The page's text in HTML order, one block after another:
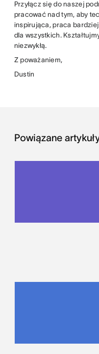
Przyłącz się do naszej
pracować nad tym, aby
inspirująca, praca bardziej
dla wszystkich.
niezwykłą.
Z poważaniem,
Dustin
Powiązane